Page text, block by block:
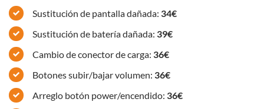
Sustitución de pantalla dañada: 34€
Sustitución de batería dañada: 39€
Cambio de conector de carga: 36€
Botones subir/bajar volumen: 36€
Arreglo botón power/encendido: 36€